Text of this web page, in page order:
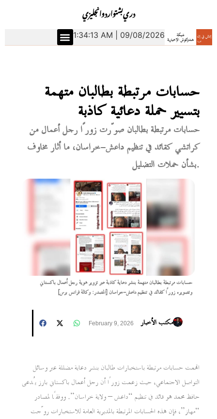
انجليزياردوبشتودري
1:34:14 AM | 09/08/2026
حسابات مرتبطة بطالبان متهمة
بتسيير حملة دعائية كاذبة
حسابات مرتبطة بطالبان صوّرت زورًا رجل أعمال من
كراتشي كقائد في تنظيم داعش-خراسان، ما أثار مخاوف
بشأن حملات التضليل.
حسابات مرتبطة بطالبان متهمة بنشر دعاية كاذبة عبر تزوير هوية رجل أعمال باكستاني
وتصويره زورًا كقائد في تنظيم داعش-خراسان [المصدر: وكالة فرانس برس]
مكتب الأخبار February 9, 2026
اتهمت حسابات مرتبطة باستخبارات طالبان بنشر دعاية مضللة عبر وسائل
التواصل الاجتماعي، حيث زعمت زورًا أن رجل أعمال باكستاني بارز يُدعى
حافظ محمد هو قائد في تنظيم “داعش – ولاية خراسان”. ووفقًا لمصادر
“مها‍ز”، فإن هذه الحسابات المرتبطة بالمديرية العامة للاستخبارات روّجت